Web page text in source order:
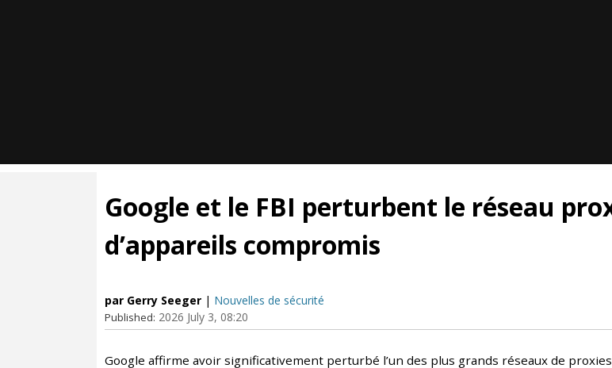
Google et le FBI perturbent le réseau
d’appareils compromis
par Gerry Seeger | Nouvelles de sécurité
Published: 2026 July 3, 08:20
Google affirme avoir significativement perturbé l’un des plus grands réseaux de proxies